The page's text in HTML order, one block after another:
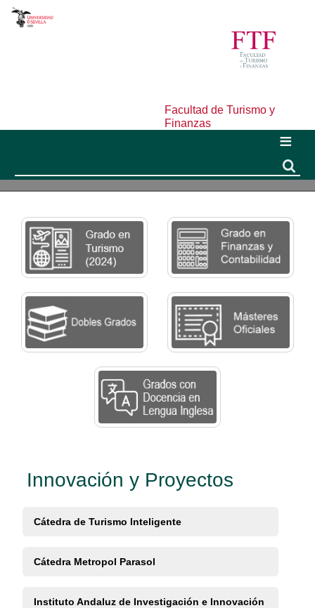
Facultad de Turismo y
Finanzas
Innovación y Proyectos
Cátedra de Turismo Inteligente
Cátedra Metropol Parasol
Instituto Andaluz de Investigación e Innovación